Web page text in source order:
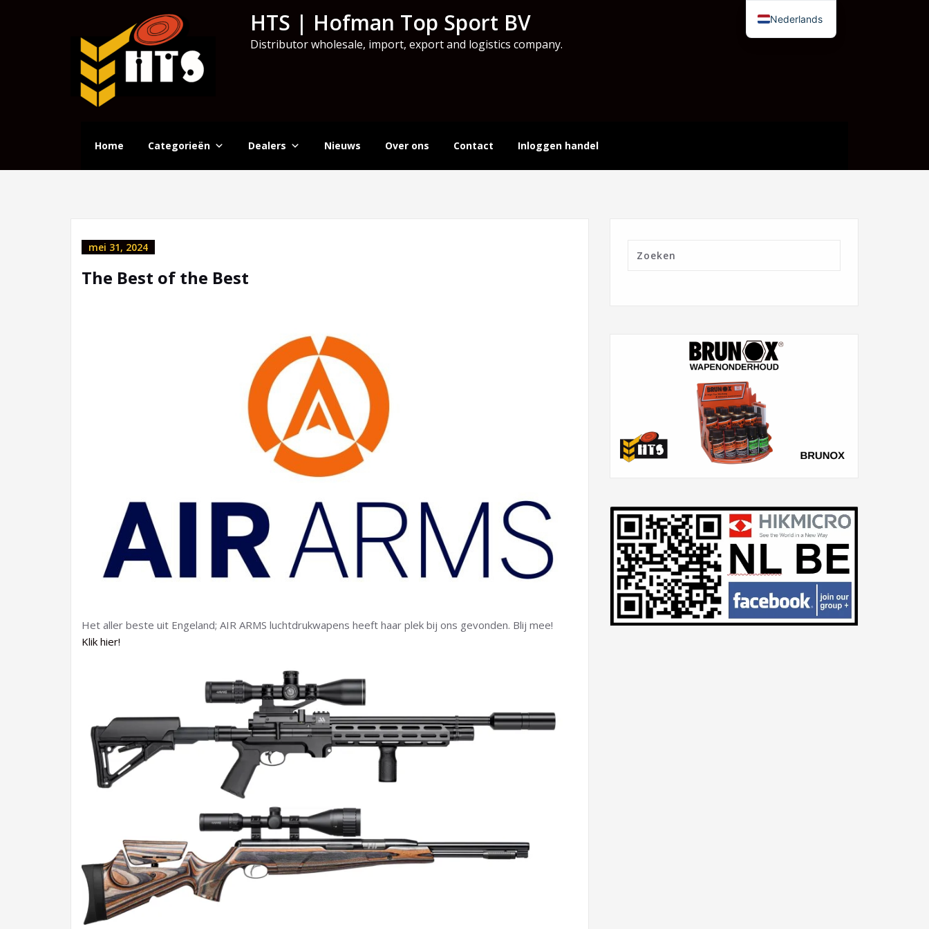
HTS | Hofman Top Sport BV
Distributor wholesale, import, export and logistics company.
Home Categorieën Dealers Nieuws Over ons Contact Inloggen handel
mei 31, 2024
The Best of the Best
Het aller beste uit Engeland; AIR ARMS luchtdrukwapens heeft haar plek bij ons gevonden. Blij mee!
Klik hier!
Nederlands
English (UK)